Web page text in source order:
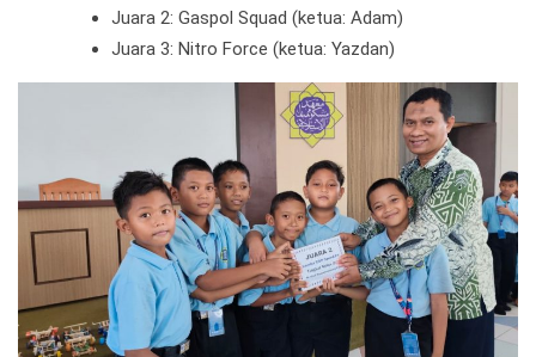
Juara 2: Gaspol Squad (ketua: Adam)
Juara 3: Nitro Force (ketua: Yazdan)